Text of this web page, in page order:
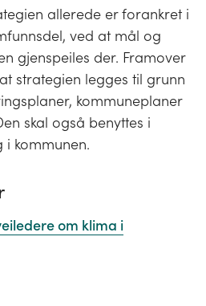
allerede er forankret i
ved at mål og
gjenspeiles der. Framover
strategien legges til grunn
kommuneplaner
skal også benyttes i
i kommunen.
om klima i